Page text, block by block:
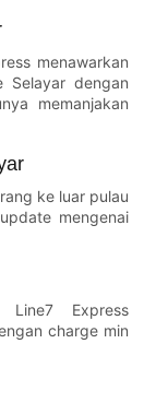
menawarkan
Selayar dengan
memanjakan
ke luar pulau
mengenai
Express
charge min